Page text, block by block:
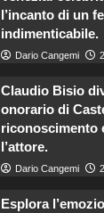
l’incanto di un
indimenticabile.
Dario Cangemi
Claudio Bisio
onorario di
riconoscimento
l’attore.
Dario Cangemi
Esplora